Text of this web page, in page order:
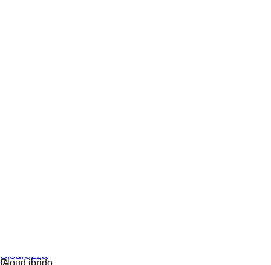
Sicurezza